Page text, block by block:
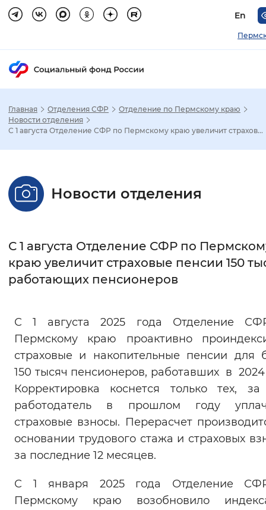
En
Настройка режима отображения
Стандартный Увеличенный
С засечками
Интервал между буквами
Цвет сайта
Инверсивный
Синий фон
Изображения
Включены Выключены
Звуковой ассистент
Воспроизвести Остановить
Главная Отделения СФР
Отделение по Пермскому краю
Новости отделения
С 1 августа Отделение СФР по Пермскому краю увеличит страхов...
Новости отделения
С 1 августа Отделение СФР по
краю увеличит страховые пенсии 150
работающих пенсионеров
С 1 августа 2025 года Отделение
Пермскому краю проактивно
страховые и накопительные пенсии для
150 тысяч пенсионеров, работавших в 2024
Корректировка коснется только тех, за
работодатель в прошлом году
страховые взносы. Перерасчет
основании трудового стажа и страховых
за последние 12 месяцев.
С 1 января 2025 года Отделение
Пермскому краю возобновило